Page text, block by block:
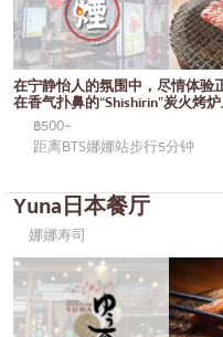
在宁静怡人的氛围中，尽情体
在香气扑鼻的“Shishirin”炭火烤
฿500~
距离BTS娜娜站步行5分钟
Yuna日本餐厅
娜娜寿司